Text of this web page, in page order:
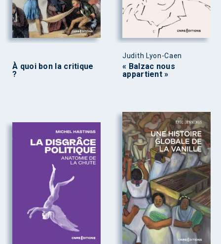
À quoi bon la critique
?
Judith Lyon-Caen
« Balzac nous
appartient »